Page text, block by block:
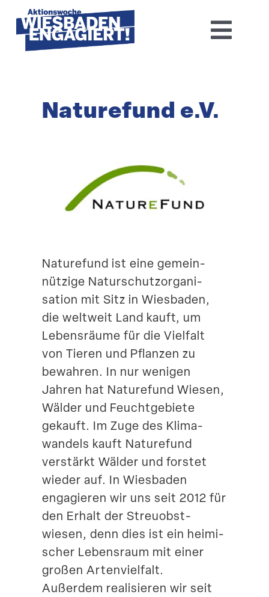
content
Aktions­woche 2026
Dokumen­tation 2025
Aktuelles
Suche
Naturefund e.V.
Naturefund ist eine gemein­
nützige Natur­schutz­or­ga­ni­
sation mit Sitz in Wiesbaden,
die weltweit Land kauft, um
Lebens­räume für die Vielfalt
von Tieren und Pflanzen zu
bewahren. In nur wenigen
Jahren hat Naturefund Wiesen,
Wälder und Feucht­ge­biete
gekauft. Im Zuge des Klima­
wandels kauft Naturefund
verstärkt Wälder und forstet
wieder auf. In Wiesbaden
engagieren wir uns seit 2012 für
den Erhalt der Streu­obst­
wiesen, denn dies ist ein heimi­
scher Lebensraum mit einer
großen Arten­vielfalt.
Außerdem reali­sieren wir seit